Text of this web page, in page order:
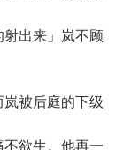
射出来」岚不顾
被后庭的下级
欲生。他再一